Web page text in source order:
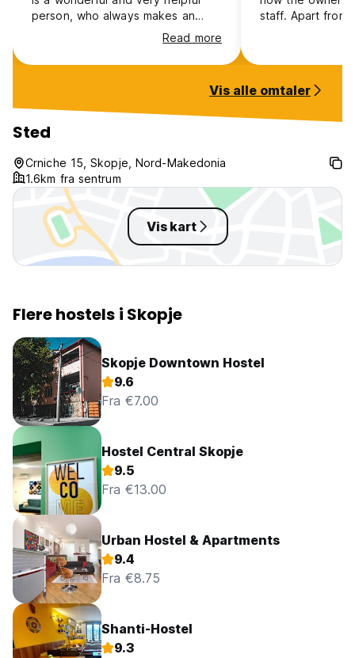
person, who always makes an
effort to make the guests happy.
We had a issue with transportation
to Skopje, but with a generous
our problems. Very grateful for our
visit there. Highly recommended!
Read more
staff. Apart from
Vis alle omtaler
Sted
Crniche 15, Skopje, Nord-Makedonia
1.6km fra sentrum
Vis kart
Flere hostels i Skopje
Skopje Downtown Hostel
9.6
Fra €7.00
Hostel Central Skopje
9.5
Fra €13.00
Urban Hostel & Apartments
9.4
Fra €8.75
Shanti-Hostel
9.3